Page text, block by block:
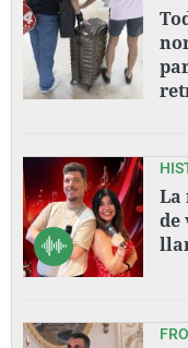
La
de